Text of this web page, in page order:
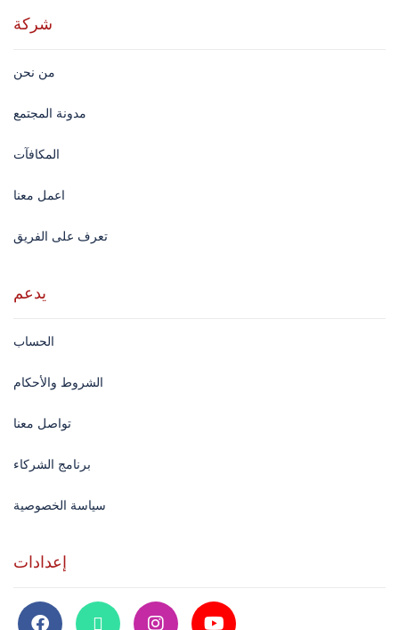
شركة
من نحن
مدونة المجتمع
المكافآت
اعمل معنا
تعرف على الفريق
يدعم
الحساب
الشروط والأحكام
تواصل معنا
برنامج الشركاء
سياسة الخصوصية
إعدادات